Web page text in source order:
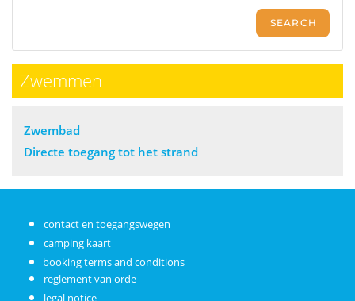
Zwemmen
Zwembad
Directe toegang tot het strand
contact en toegangswegen
camping kaart
booking terms and conditions
reglement van orde
legal notice